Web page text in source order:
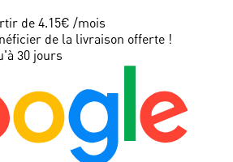
de4.15€ /mois
de la livraison offerte !
30 jours